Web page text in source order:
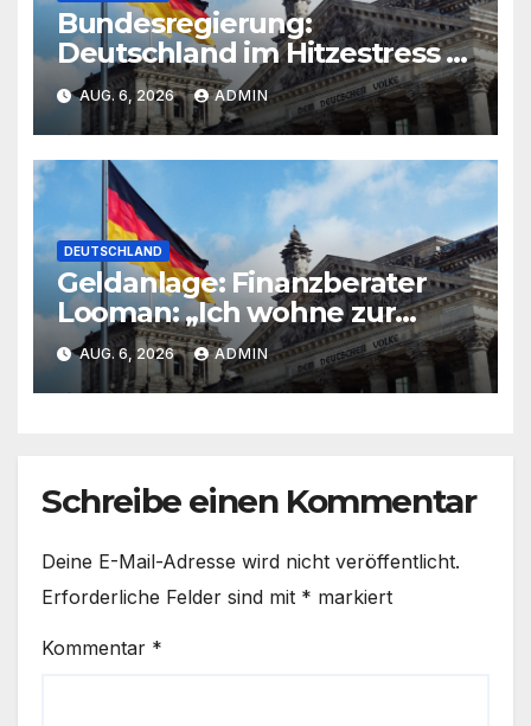
Bundesregierung:
Deutschland im Hitzestress –
„Je untätiger die Regierung
ist, desto teurer wird es am
Ende“
AUG. 6, 2026 ADMIN
DEUTSCHLAND
Geldanlage: Finanzberater
Looman: „Ich wohne zur
Miete und bin glücklich
damit“
AUG. 6, 2026 ADMIN
Schreibe einen Kommentar
Deine E-Mail-Adresse wird nicht veröffentlicht.
Erforderliche Felder sind mit * markiert
Kommentar *